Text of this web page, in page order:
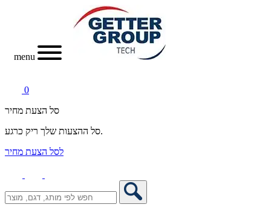
menu
0
סל הצעת מחיר
סל ההצעות שלך ריק כרגע.
לסל הצעת מחיר